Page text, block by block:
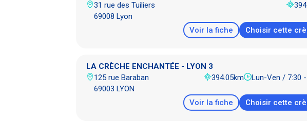
31 rue des Tuiliers
69008 Lyon
Voir la fiche Choisir cette
LA CRÈCHE ENCHANTÉE - LYON 3
125 rue Baraban
69003 LYON
394.05km Lun-Ven / 7:30
Voir la fiche Choisir cette